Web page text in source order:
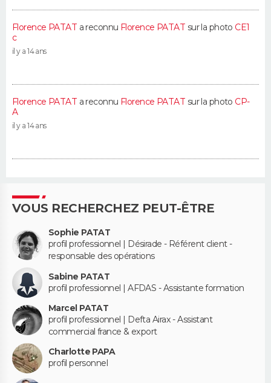
Florence PATAT a reconnu Florence PATAT sur la photo CE1
c
il y a 14 ans
Florence PATAT a reconnu Florence PATAT sur la photo CP-
A
il y a 14 ans
VOUS RECHERCHEZ PEUT-ÊTRE
Sophie PATAT
profil professionnel | Désirade - Référent client -
responsable des opérations
Sabine PATAT
profil professionnel | AFDAS - Assistante formation
Marcel PATAT
profil professionnel | Defta Airax - Assistant
commercial france & export
Charlotte PAPA
profil personnel